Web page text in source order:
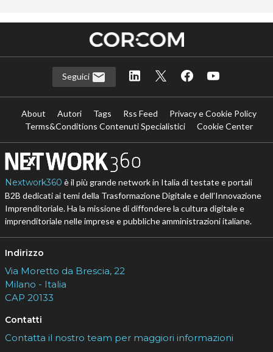
Seguici
About Autori Tags Rss Feed
Privacy e Cookie Policy
Terms&Conditions Contenuti Specialistici
Cookie Center
Nextwork360 è il più grande network in Italia di testate e portali
B2B dedicati ai temi della Trasformazione Digitale e dell’Innovazione
Imprenditoriale. Ha la missione di diffondere la cultura digitale e
imprenditoriale nelle imprese e pubbliche amministrazioni italiane.
Indirizzo
Via Moretto da Brescia, 22
Milano - Italia
CAP 20133
Contatti
Contatta il nostro team per maggiori informazioni